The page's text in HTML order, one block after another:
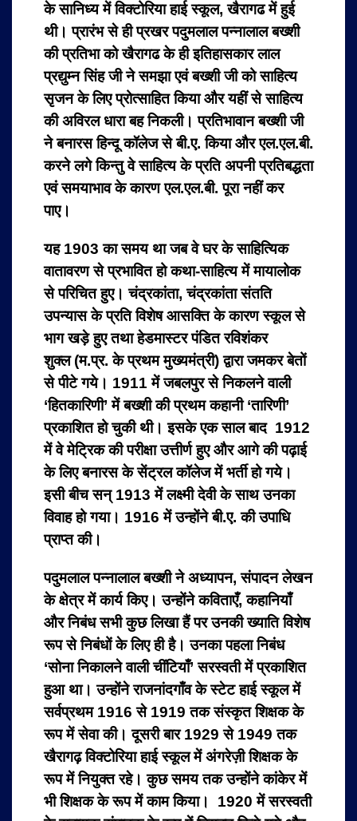
के सानिध्‍य में विक्‍टोरिया हाई स्‍कूल, खैरागढ में हुई
थी। प्रारंभ से ही प्रखर पदुमलाल पन्‍नालाल बख्‍शी
की प्रतिभा को खैरागढ के ही इतिहासकार लाल
प्रद्युम्‍न सिंह जी ने समझा एवं बख्‍शी जी को साहित्‍य
सृजन के लिए प्रोत्‍साहित किया और यहीं से साहित्‍य
की अविरल धारा बह निकली। प्रतिभावान बख्‍शी जी
ने बनारस हिन्‍दू कॉलेज से बी.ए. किया और एल.एल.बी.
करने लगे किन्‍तु वे साहित्‍य के प्रति अपनी प्रतिबद्धता
एवं समयाभाव के कारण एल.एल.बी. पूरा नहीं कर
पाए।
यह 1903 का समय था जब वे घर के साहित्यिक
वातावरण से प्रभावित हो कथा-साहित्य में मायालोक
से परिचित हुए। चंद्रकांता, चंद्रकांता संतति
उपन्यास के प्रति विशेष आसक्ति के कारण स्कूल से
भाग खड़े हुए तथा हेडमास्टर पंडित रविशंकर
शुक्ल (म.प्र. के प्रथम मुख्यमंत्री) द्वारा जमकर बेतों
से पीटे गये। 1911 में जबलपुर से निकलने वाली
‘हितकारिणी’ में बख्शी की प्रथम कहानी ‘तारिणी’
प्रकाशित हो चुकी थी। इसके एक साल बाद 1912
में वे मेट्रिक की परीक्षा उत्तीर्ण हुए और आगे की पढ़ाई
के लिए बनारस के सेंट्रल कॉलेज में भर्ती हो गये।
इसी बीच सन् 1913 में लक्ष्मी देवी के साथ उनका
विवाह हो गया। 1916 में उन्होंने बी.ए. की उपाधि
प्राप्त की।
पदुमलाल पन्नालाल बख्शी ने अध्यापन, संपादन लेखन
के क्षेत्र में कार्य किए। उन्होंने कविताएँ, कहानियाँ
और निबंध सभी कुछ लिखा हैं पर उनकी ख्याति विशेष
रूप से निबंधों के लिए ही है। उनका पहला निबंध
‘सोना निकालने वाली चींटियाँ’ सरस्वती में प्रकाशित
हुआ था। उन्होंने राजनांदगाँव के स्टेट हाई स्कूल में
सर्वप्रथम 1916 से 1919 तक संस्कृत शिक्षक के
रूप में सेवा की। दूसरी बार 1929 से 1949 तक
खैरागढ़ विक्टोरिया हाई स्कूल में अंगरेज़ी शिक्षक के
रूप में नियुक्त रहे। कुछ समय तक उन्होंने कांकेर में
भी शिक्षक के रूप में काम किया। 1920 में सरस्वती